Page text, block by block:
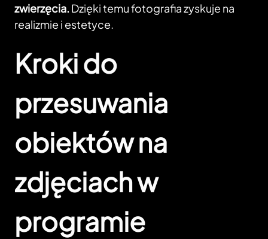
zwierzęcia. Dzięki temu fotografia zyskuje na
realizmie i estetyce.
Kroki do
przesuwania
obiektów na
zdjęciach w
programie